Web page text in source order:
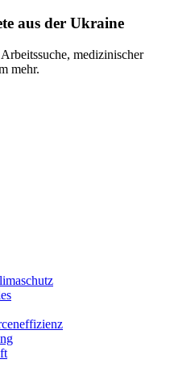
aus der Ukraine
medizinischer
mehr.